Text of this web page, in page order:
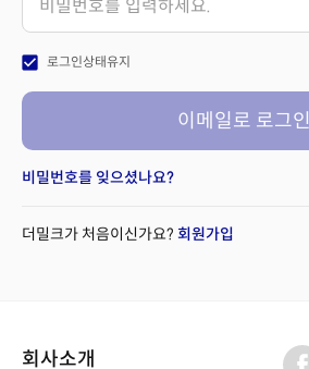
check_box 로그인상태유지
이메일로 로그인
비밀번호를 잊으셨나요?
더밀크가 처음이신가요? 회원가입
회사소개